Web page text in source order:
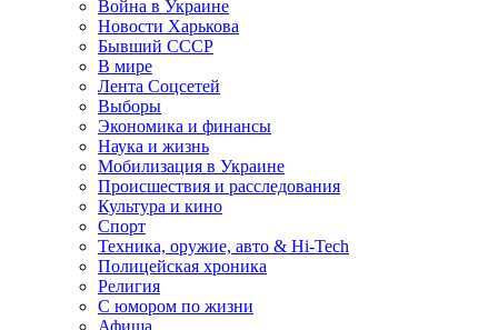
Война в Украине
Новости Харькова
Бывший СССР
В мире
Лента Соцсетей
Выборы
Экономика и финансы
Наука и жизнь
Мобилизация в Украине
Происшествия и расследования
Культура и кино
Спорт
Техника, оружие, авто & Hi-Tech
Полицейская хроника
Религия
С юмором по жизни
Афиша